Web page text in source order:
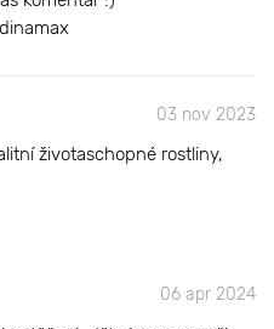
03 nov 2023
životaschopné rostliny,
06 apr 2024